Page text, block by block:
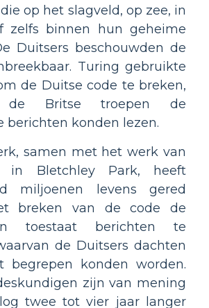
op het slagveld, op zee, in
zelfs binnen hun geheime
Duitsers beschouwden de
Turing gebruikte
de Duitse code te breken,
de Britse troepen de
berichten konden lezen.
samen met het werk van
in Bletchley Park, heeft
miljoenen levens gered
breken van de code de
toestaat berichten te
de Duitsers dachten
begrepen konden worden.
zijn van mening
twee tot vier jaar langer